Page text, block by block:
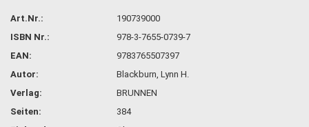
Art.Nr.:
190739000
ISBN Nr.:
978-3-7655-0739-7
EAN:
9783765507397
Autor:
Blackburn, Lynn H.
Verlag:
BRUNNEN
Seiten:
384